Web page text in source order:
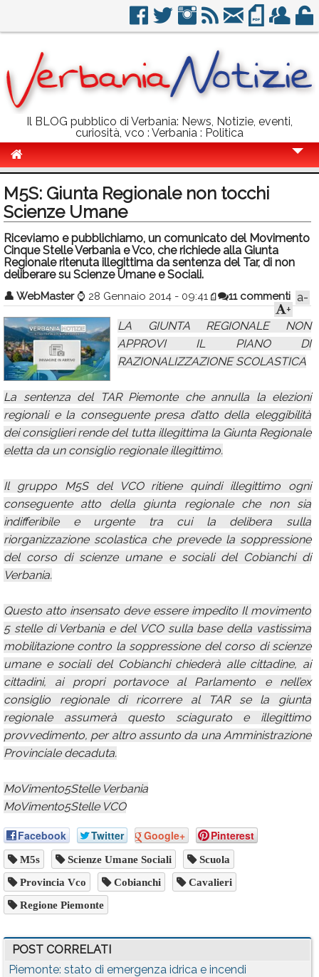
Il BLOG pubblico di Verbania: News, Notizie, eventi,
curiosità, vco : Verbania : Politica
Politica
Sport
Eventi
Calendario
Annunci
M5S: Giunta Regionale non tocchi
Scienze Umane
Riceviamo e pubblichiamo, un comunicato del Movimento
Cinque Stelle Verbania e Vco, che richiede alla Giunta
Regionale ritenuta illegittima da sentenza del Tar, di non
deliberare su Scienze Umane e Sociali.
👤 WebMaster ⌚ 28 Gennaio 2014 - 09:41 11 commenti a-
+
LA GIUNTA REGIONALE NON
APPROVI IL PIANO DI
RAZIONALIZZAZIONE SCOLASTICA
La sentenza del TAR Piemonte che annulla la elezioni
regionali e la conseguente presa d’atto della eleggibilità
dei consiglieri rende del tutta illegittima la Giunta Regionale
eletta da un consiglio regionale illegittimo.
Il gruppo M5S del VCO ritiene quindi illegittimo ogni
conseguente atto della giunta regionale che non sia
indifferibile e urgente tra cui la delibera sulla
riorganizzazione scolastica che prevede la soppressione
del corso di scienze umane e sociali del Cobianchi di
Verbania.
Questo atto insensato deve essere impedito Il movimento
5 stelle di Verbania e del VCO sulla base della vastissima
mobilitazione contro la soppressione del corso di scienze
umane e sociali del Cobianchi chiederà alle cittadine, ai
cittadini, ai propri portavoce al Parlamento e nell’ex
consiglio regionale di ricorrere al TAR se la giunta
regionale assumerà questo sciagurato e illegittimo
provvedimento, per altro assunto da una Amministrazione
Provinciale decaduta.
MoVimento5Stelle Verbania
MoVimento5Stelle VCO
Facebook Twitter Google+ Pinterest
M5s Scienze Umane Sociali Scuola
Provincia Vco Cobianchi Cavalieri
Regione Piemonte
POST CORRELATI
Piemonte: stato di emergenza idrica e incendi